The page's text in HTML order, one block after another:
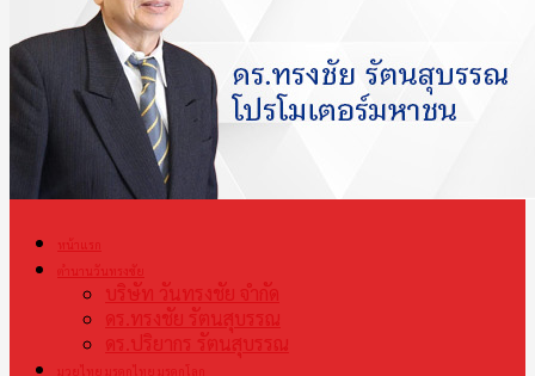
หน้าแรก
ตำนานวันทรงชัย
บริษัท วันทรงชัย จำกัด
ดร.ทรงชัย รัตนสุบรรณ
ดร.ปริยากร รัตนสุบรรณ
มวยไทย มรดกไทย มรดกโลก